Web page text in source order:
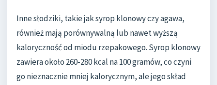
Inne słodziki, takie jak syrop klonowy czy agawa,
również mają porównywalną lub nawet wyższą
kaloryczność od miodu rzepakowego. Syrop klonowy
zawiera około 260-280 kcal na 100 gramów, co czyni
go nieznacznie mniej kalorycznym, ale jego skład